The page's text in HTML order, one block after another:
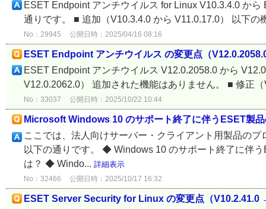
ESET Endpoint アンチウイルス for Linux V10.3.4.0 か
通りです。 ■ 追加（V10.3.4.0 から V11.0.17.0） 以下
No：29945 公開日時：2025/04/16 08:16
ESET Endpoint アンチウイルス の変更点（
ESET Endpoint アンチウイルス V12.0.2058.0 から
V12.0.2062.0） 追加された機能はありません。 ■ 修正
No：33037 公開日時：2025/10/22 10:44
Microsoft Windows 10 のサポート終了に伴うESET製
ここでは、法人向けサーバー・クライアント用製品の
以下の通りです。 ◆ Windows 10 のサポート終了に伴
は？ ◆ Windo... 詳細表示
No：32466 公開日時：2025/10/17 16:32
ESET Server Security for Linux の変更点（V10.2.41.0